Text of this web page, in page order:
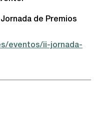
de Premios
eventos/ii-jornada-